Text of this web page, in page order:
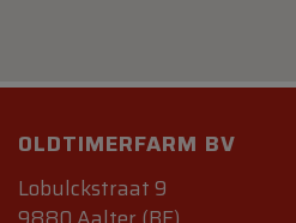
OLDTIMERFARM BV
Lobulckstraat 9